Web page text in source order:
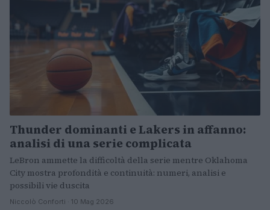
Thunder dominanti e Lakers in affanno:
analisi di una serie complicata
LeBron ammette la difficoltà della serie mentre Oklahoma
City mostra profondità e continuità: numeri, analisi e
possibili vie duscita
Niccolò Conforti · 10 Mag 2026